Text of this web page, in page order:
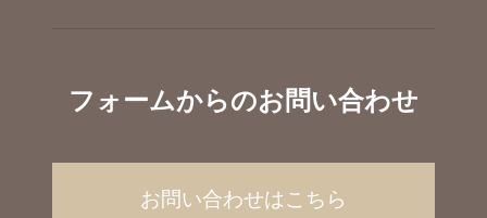
フォームからのお問い合わせ
お問い合わせはこちら